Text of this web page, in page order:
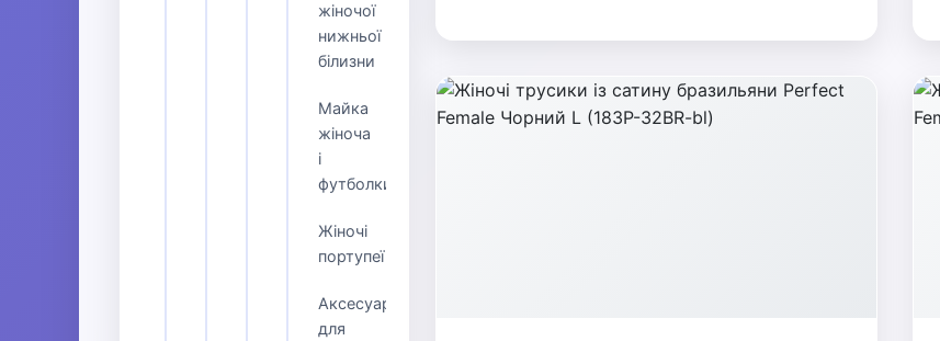
жіночої
нижньої
білизни
Майка
жіноча
і
футболки
Жіночі
портупеї
Аксесуари
для